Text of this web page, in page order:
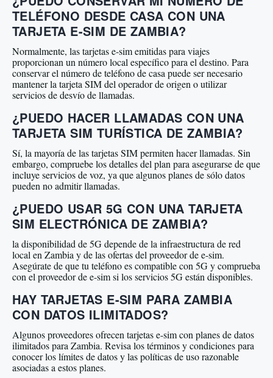
TELÉFONO DESDE CASA CON UNA
TARJETA E-SIM DE ZAMBIA?
Normalmente, las tarjetas e-sim emitidas para viajes
proporcionan un número local específico para el destino. Para
conservar el número de teléfono de casa puede ser necesario
mantener la tarjeta SIM del operador de origen o utilizar
servicios de desvío de llamadas.
¿PUEDO HACER LLAMADAS CON UNA
TARJETA SIM TURÍSTICA DE ZAMBIA?
Sí, la mayoría de las tarjetas SIM permiten hacer llamadas. Sin
embargo, compruebe los detalles del plan para asegurarse de que
incluye servicios de voz, ya que algunos planes de sólo datos
pueden no admitir llamadas.
¿PUEDO USAR 5G CON UNA TARJETA
SIM ELECTRÓNICA DE ZAMBIA?
la disponibilidad de 5G depende de la infraestructura de red
local en Zambia y de las ofertas del proveedor de e-sim.
Asegúrate de que tu teléfono es compatible con 5G y comprueba
con el proveedor de e-sim si los servicios 5G están disponibles.
HAY TARJETAS E-SIM PARA ZAMBIA
CON DATOS ILIMITADOS?
Algunos proveedores ofrecen tarjetas e-sim con planes de datos
ilimitados para Zambia. Revisa los términos y condiciones para
conocer los límites de datos y las políticas de uso razonable
asociadas a estos planes.